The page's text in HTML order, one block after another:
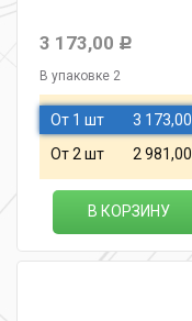
3 173,00 Р
В упаковке 2
От 1 шт 3 173,00
От 2 шт 2 981,00
В КОРЗИНУ